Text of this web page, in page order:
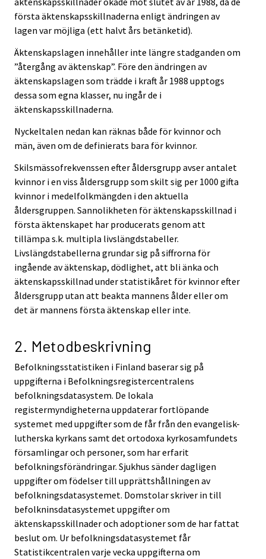
första äktenskapsskillnaderna enligt ändringen av
lagen var möjliga (ett halvt års betänketid).
Äktenskapslagen innehåller inte längre stadganden om
”återgång av äktenskap”. Före den ändringen av
äktenskapslagen som trädde i kraft år 1988 upptogs
dessa som egna klasser, nu ingår de i
äktenskapsskillnaderna.
Nyckeltalen nedan kan räknas både för kvinnor och
män, även om de definierats bara för kvinnor.
Skilsmässofrekvenssen efter åldersgrupp avser antalet
kvinnor i en viss åldersgrupp som skilt sig per 1000 gifta
kvinnor i medelfolkmängden i den aktuella
åldersgruppen. Sannolikheten för äktenskapsskillnad i
första äktenskapet har producerats genom att
tillämpa s.k. multipla livslängdstabeller.
Livslängdstabellerna grundar sig på siffrorna för
ingående av äktenskap, dödlighet, att bli änka och
äktenskapsskillnad under statistikåret för kvinnor efter
åldersgrupp utan att beakta mannens ålder eller om
det är mannens första äktenskap eller inte.
2. Metodbeskrivning
Befolkningsstatistiken i Finland baserar sig på
uppgifterna i Befolkningsregistercentralens
befolkningsdatasystem. De lokala
registermyndigheterna uppdaterar fortlöpande
systemet med uppgifter som de får från den evangelisk-
lutherska kyrkans samt det ortodoxa kyrkosamfundets
församlingar och personer, som har erfarit
befolkningsförändringar. Sjukhus sänder dagligen
uppgifter om födelser till upprättshållningen av
befolkningsdatasystemet. Domstolar skriver in till
befolkninsdatasystemet uppgifter om
äktenskapsskillnader och adoptioner som de har fattat
beslut om. Ur befolkningsdatasystemet får
Statistikcentralen varje vecka uppgifterna om